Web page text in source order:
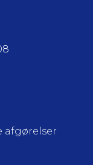
afgørelser